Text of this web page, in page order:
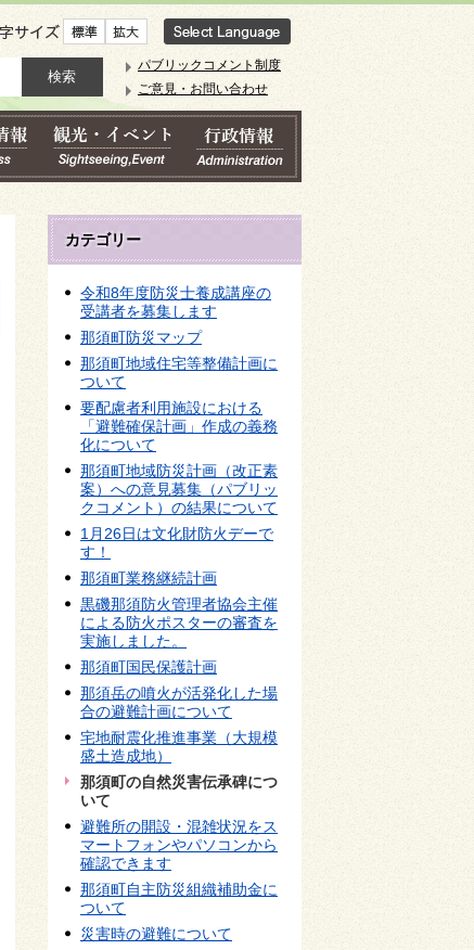
文字サイズ
パブリックコメント制度
ご意見・お問い合わせ
カテゴリー
令和8年度防災士養成講座の
受講者を募集します
那須町防災マップ
那須町地域住宅等整備計画に
ついて
要配慮者利用施設における
「避難確保計画」作成の義務
化について
那須町地域防災計画（改正素
案）への意見募集（パブリッ
クコメント）の結果について
1月26日は文化財防火デーで
す！
那須町業務継続計画
黒磯那須防火管理者協会主催
による防火ポスターの審査を
実施しました。
那須町国民保護計画
那須岳の噴火が活発化した場
合の避難計画について
宅地耐震化推進事業（大規模
盛土造成地）
那須町の自然災害伝承碑につ
いて
避難所の開設・混雑状況をス
マートフォンやパソコンから
確認できます
那須町自主防災組織補助金に
ついて
災害時の避難について